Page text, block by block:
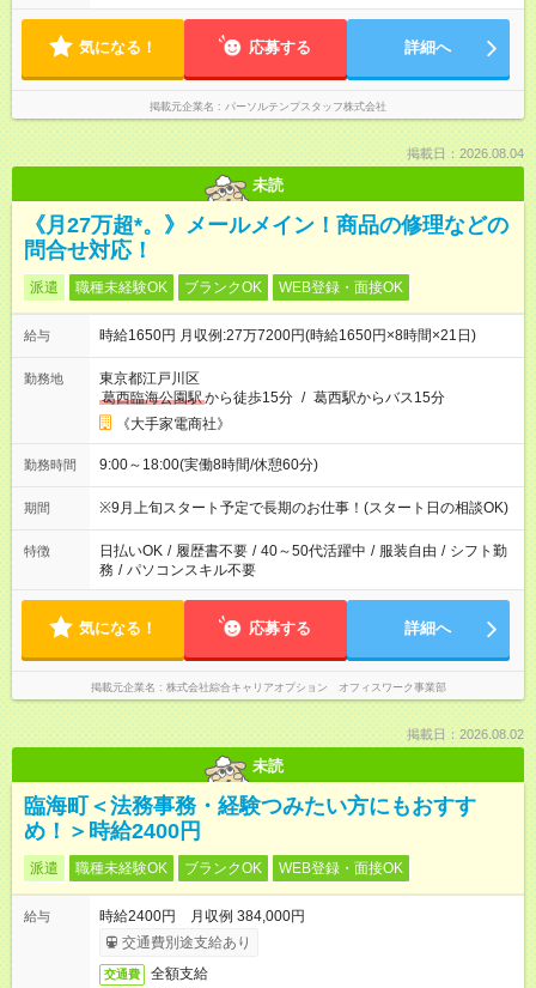
気になる！ 応募する 詳細へ
掲載元企業名 パーソルテンプスタッフ株式会社
掲載日：2026.08.04
未読
《月27万超*。》メールメイン！商品の修理などの
問合せ対応！
派遣 職種未経験OK ブランクOK WEB登録・面接OK
給与 時給1650円 月収例:27万7200円(時給1650円×8時間×21日)
勤務地
東京都江戸川区
葛西臨海公園駅から徒歩15分 / 葛西駅からバス15分
《大手家電商社》
勤務時間 9:00～18:00(実働8時間/休憩60分)
期間 ※9月上旬スタート予定で長期のお仕事！(スタート日の相談OK)
特徴 日払いOK / 履歴書不要 / 40～50代活躍中 / 服装自由 / シフト勤
務 / パソコンスキル不要
気になる！ 応募する 詳細へ
掲載元企業名 株式会社綜合キャリアオプション オフィスワーク事業部
掲載日：2026.08.02
未読
臨海町＜法務事務・経験つみたい方にもおすす
め！＞時給2400円
派遣 職種未経験OK ブランクOK WEB登録・面接OK
給与
時給2400円 月収例 384,000円
交通費別途支給あり
交通費 全額支給